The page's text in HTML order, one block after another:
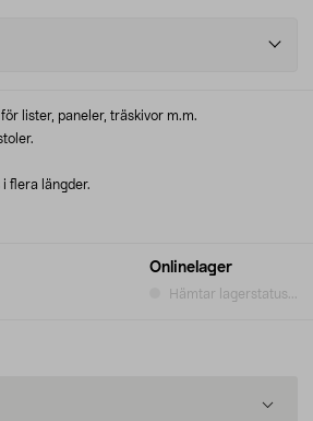
Onlinelager
Hämtar lagerstatus...
lister, paneler, träskivor m.m.
i flera längder.